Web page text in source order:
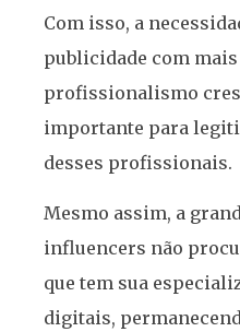
Com isso, a
publicidade com mais
profissionalismo
importante para
desses profissionais.
Mesmo assim, a
influencers não
que tem sua
digitais,